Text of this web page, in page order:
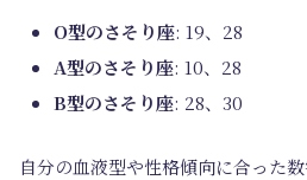
O型のさそり座: 19、28
A型のさそり座: 10、28
B型のさそり座: 28、30
自分の血液型や性格傾向に合った